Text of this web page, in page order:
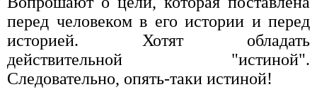
перед человеком в его истории и перед
историей. Хотят обладать
действительной "истиной".
Следовательно, опять-таки истиной!